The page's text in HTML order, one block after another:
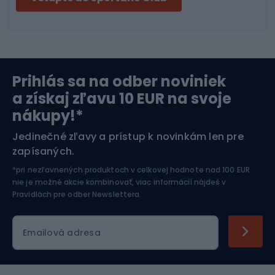
Bikepacking
Orientačný beh
Cyklistické prilby
Lyžovanie
Športová elektronika
Jazdectvo
Prihlás sa na odber noviniek
a získaj zľavu 10 EUR na svoje
nákupy!*
Jedinečné zľavy a prístup k novinkám len pre
zapísaných.
*pri nezľavnených produktoch v celkovej hodnote nad 100 EUR
nie je možné akcie kombinovať, viac informácií nájdeš v
Pravidlách pre odber Newslettera.
Emailová adresa